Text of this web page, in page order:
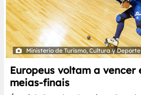
Ministerio de Turismo, Cultura y
Europeus voltam a vencer
meias-finais